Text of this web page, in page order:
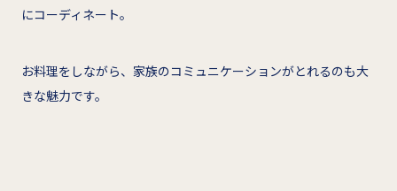
にコーディネート。
お料理をしながら、家族のコミュニケーションがとれるのも大
きな魅力です。